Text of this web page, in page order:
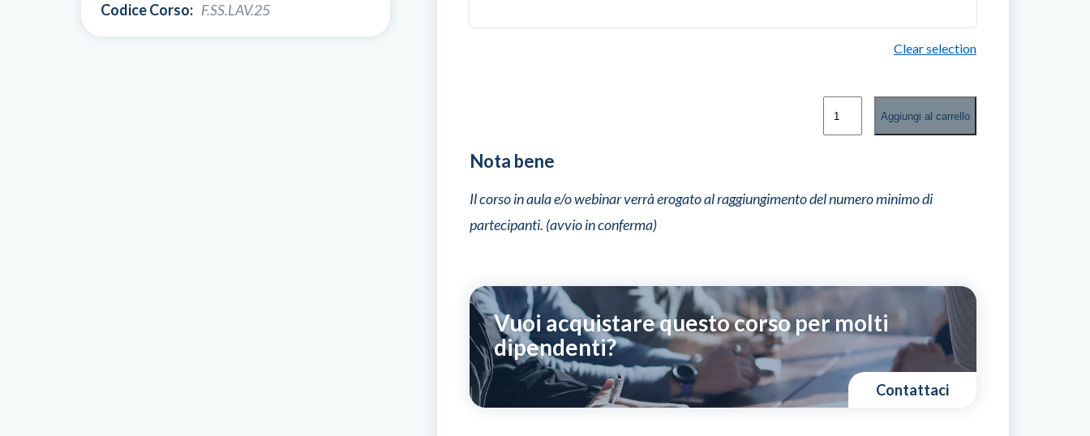
Codice Corso: F.SS.LAV.25
Clear selection
Manuale
Carichi
Aggiungi al carrello
Nota bene
Il corso in aula e/o webinar verrà erogato al raggiungimento del numero minimo di
partecipanti. (avvio in conferma)
Vuoi acquistare questo corso per molti
dipendenti?
Contattaci